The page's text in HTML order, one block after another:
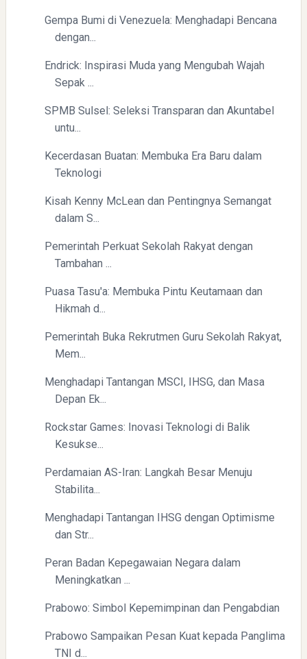
Pembukaan PLP Kelompok 70 Umsida di Balai Desa
Gempa Bumi di Venezuela: Menghadapi Bencana
dengan...
Endrick: Inspirasi Muda yang Mengubah Wajah
Sepak ...
SPMB Sulsel: Seleksi Transparan dan Akuntabel
untu...
Kecerdasan Buatan: Membuka Era Baru dalam
Teknologi
Kisah Kenny McLean dan Pentingnya Semangat
dalam S...
Pemerintah Perkuat Sekolah Rakyat dengan
Tambahan ...
Puasa Tasu'a: Membuka Pintu Keutamaan dan
Hikmah d...
Pemerintah Buka Rekrutmen Guru Sekolah Rakyat,
Mem...
Menghadapi Tantangan MSCI, IHSG, dan Masa
Depan Ek...
Rockstar Games: Inovasi Teknologi di Balik
Kesukse...
Perdamaian AS-Iran: Langkah Besar Menuju
Stabilita...
Menghadapi Tantangan IHSG dengan Optimisme
dan Str...
Peran Badan Kepegawaian Negara dalam
Meningkatkan ...
Prabowo: Simbol Kepemimpinan dan Pengabdian
Prabowo Sampaikan Pesan Kuat kepada Panglima
TNI d...